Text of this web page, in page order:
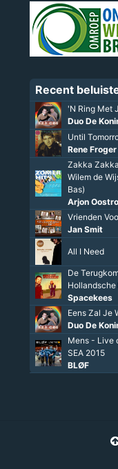
Recent
La Mujer
Edit)
Agget Mar
Fred Van
Ferry Van
'N Ring Met
Duo De
Until
Rene Froger
Zakka Zakka
Bas)
Arjon
Vrienden
Jan Smit
All I Need
De
Hollandsche
Spacekees